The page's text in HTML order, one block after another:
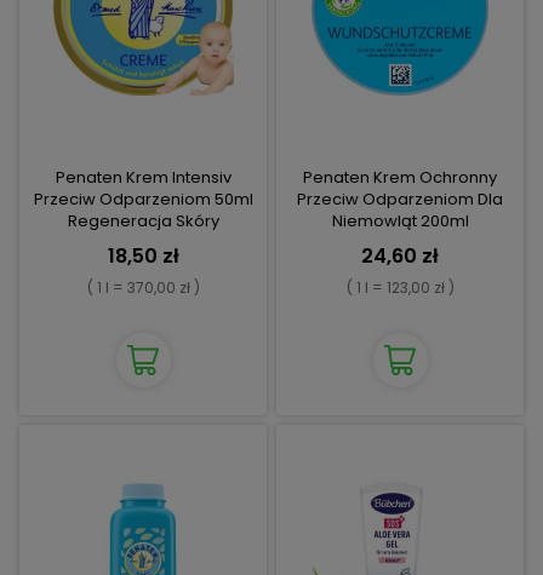
Penaten Krem Intensiv
Przeciw Odparzeniom 50ml
Regeneracja Skóry
18,50 zł
( 1 l = 370,00 zł )
Penaten Krem Ochronny
Przeciw Odparzeniom Dla
Niemowląt 200ml
24,60 zł
( 1 l = 123,00 zł )